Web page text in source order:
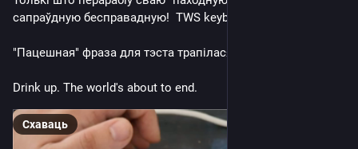
сапраўдную бесправадную!  TWS keyboard. Гучыць!
"Пацешная" фраза для тэста трапілася:
Drink up. The world's about to end.
Схаваць